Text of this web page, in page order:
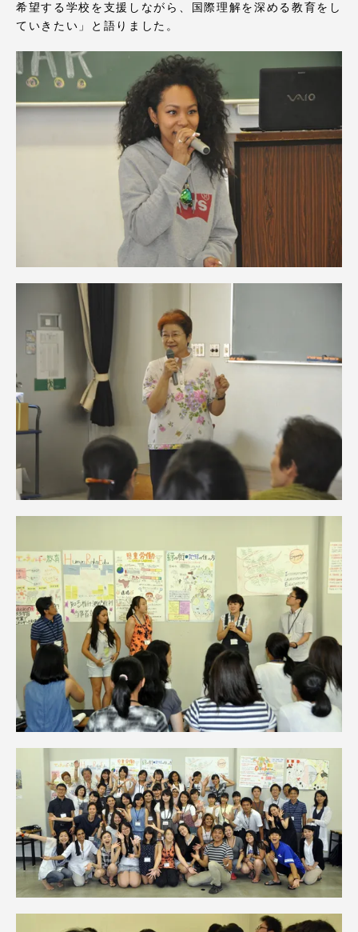
希望する学校を支援しながら、国際理解を深める教育をし
ていきたい」と語りました。
中文